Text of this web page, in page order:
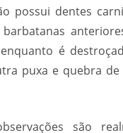
possui dentes
é
puxa e quebra
são